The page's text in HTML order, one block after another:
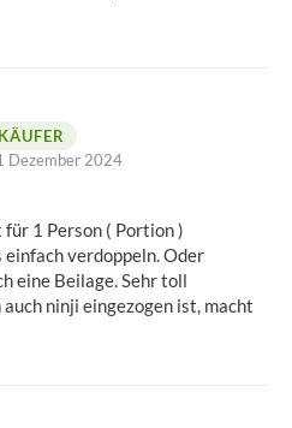
Dezember 2024
1 Person ( Portion )
einfach verdoppeln. Oder
eine Beilage. Sehr toll
ninji eingezogen ist, macht